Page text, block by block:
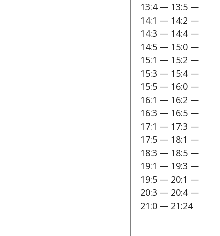
13:4 — 13:5 —
14:1 — 14:2 —
14:3 — 14:4 —
14:5 — 15:0 —
15:1 — 15:2 —
15:3 — 15:4 —
15:5 — 16:0 —
16:1 — 16:2 —
16:3 — 16:5 —
17:1 — 17:3 —
17:5 — 18:1 —
18:3 — 18:5 —
19:1 — 19:3 —
19:5 — 20:1 —
20:3 — 20:4 —
21:0 — 21:24